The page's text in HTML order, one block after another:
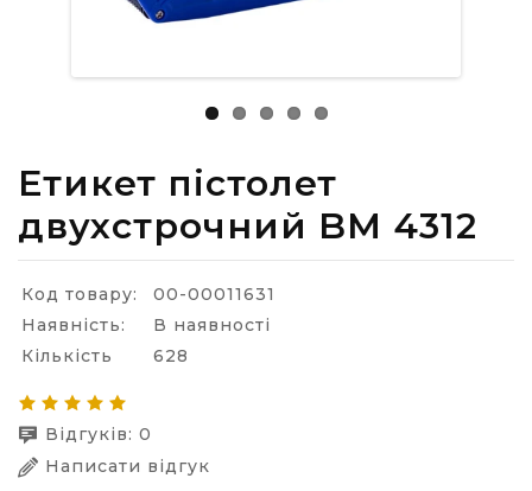
Етикет пістолет
двухстрочний BM 4312
Код товару:
00-00011631
Наявність:
В наявності
Кількість
628
Відгуків: 0
Написати відгук